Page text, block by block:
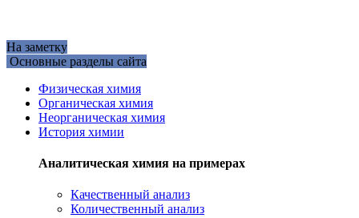
На заметку
Основные разделы сайта
Физическая химия
Органическая химия
Неорганическая химия
История химии
Аналитическая химия на примерах
Качественный анализ
Количественный анализ